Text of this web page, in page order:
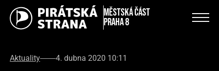
městská část
Praha 8
Aktuality 4. dubna 2020 10:11